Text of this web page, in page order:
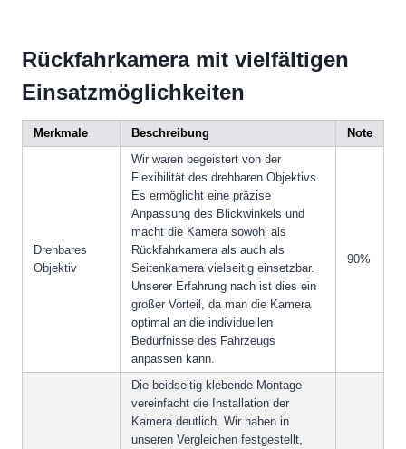
Rückfahrkamera mit vielfältigen
Einsatzmöglichkeiten
Merkmale Beschreibung Note
Drehbares
Objektiv
Wir waren begeistert von der
Flexibilität des drehbaren Objektivs.
Es ermöglicht eine präzise
Anpassung des Blickwinkels und
macht die Kamera sowohl als
Rückfahrkamera als auch als
Seitenkamera vielseitig einsetzbar.
Unserer Erfahrung nach ist dies ein
großer Vorteil, da man die Kamera
optimal an die individuellen
Bedürfnisse des Fahrzeugs
anpassen kann.
90%
Die beidseitig klebende Montage
vereinfacht die Installation der
Kamera deutlich. Wir haben in
unseren Vergleichen festgestellt,